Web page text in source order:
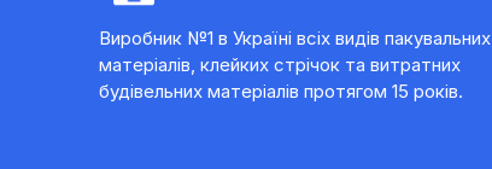
Виробник №1 в Україні всіх видів пакувальних
матеріалів, клейких стрічок та витратних
будівельних матеріалів протягом 15 років.